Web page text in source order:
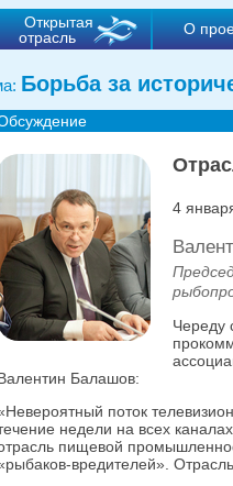
Открытая
отрасль
О
Борьба за
4
Череду
Балашов:
поток
недели на всех
пищевой
вредителей».